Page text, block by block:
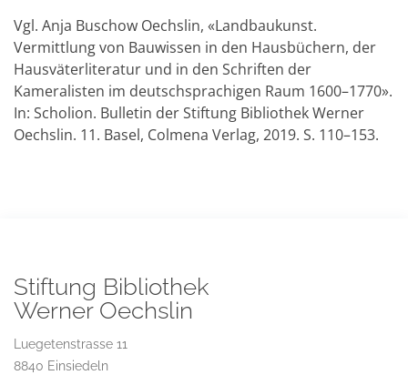
Vgl. Anja Buschow Oechslin, «Landbaukunst.
Vermittlung von Bauwissen in den Hausbüchern, der
Hausväterliteratur und in den Schriften der
Kameralisten im deutschsprachigen Raum 1600–1770».
In: Scholion. Bulletin der Stiftung Bibliothek Werner
Oechslin. 11. Basel, Colmena Verlag, 2019. S. 110–153.
Stiftung Bibliothek
Werner Oechslin
Luegetenstrasse 11
8840 Einsiedeln